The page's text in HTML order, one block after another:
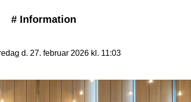
# Information
d. 27. februar 2026 kl. 11:03